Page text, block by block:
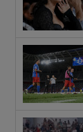
08:15
luată, după
08:04
aceeași
08:03
repriză